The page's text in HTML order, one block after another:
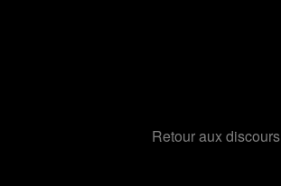
Retour aux discours